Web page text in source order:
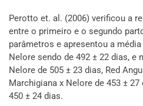
Perotto et. al. (2006) verificou a
entre o primeiro e o segundo
parâmetros e apresentou a
Nelore sendo de 492 ± 22 dias, e
Nelore de 505 ± 23 dias, Red
Marchigiana x Nelore de 453 ±
450 ± 24 dias.